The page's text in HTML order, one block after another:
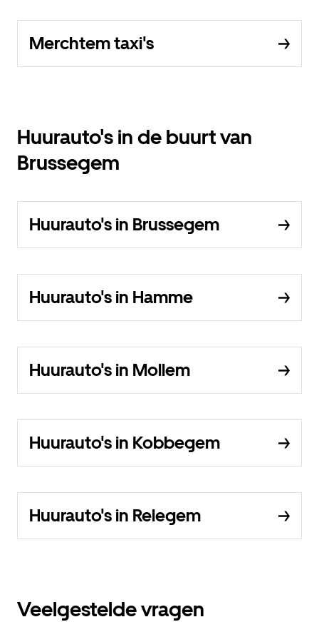
Merchtem taxi's
Huurauto's in de buurt van
Brussegem
Huurauto's in Brussegem
Huurauto's in Hamme
Huurauto's in Mollem
Huurauto's in Kobbegem
Huurauto's in Relegem
Veelgestelde vragen